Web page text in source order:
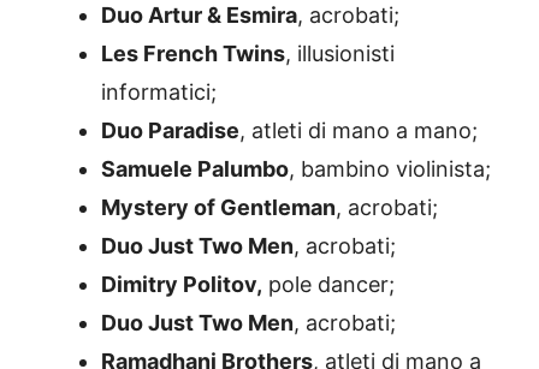
Duo Artur & Esmira, acrobati;
Les French Twins, illusionisti
informatici;
Duo Paradise, atleti di mano a mano;
Samuele Palumbo, bambino violinista;
Mystery of Gentleman, acrobati;
Duo Just Two Men, acrobati;
Dimitry Politov, pole dancer;
Duo Just Two Men, acrobati;
Ramadhani Brothers, atleti di mano a